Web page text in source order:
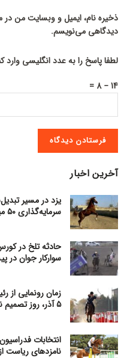
ذخیره نام، ایمیل و وبسایت من در
دیدگاهی می‌نویسم.
لطفا پاسخ را به عدد انگلیسی وارد
14 − 8 =
آخرین اخبار
یزد در مسیر
سرمایه‌گذاری ۵۰ میلیارد ریالی در اشکذر
حادثه تلخ در
سوارکار جوان در
زمان رونمایی از
۵ آذر، روز تصمیم نهایی
انتخابات
نامزدهای ریاست از ۲۲ شهریور